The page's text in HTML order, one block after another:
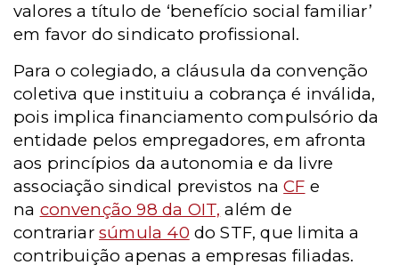
valores a título de ‘benefício social familiar’
em favor do sindicato profissional.
Para o colegiado, a cláusula da convenção
coletiva que instituiu a cobrança é inválida,
pois implica financiamento compulsório da
entidade pelos empregadores, em afronta
aos princípios da autonomia e da livre
associação sindical previstos naCF e
na convenção 98 da OIT, além de
contrariarsúmula 40 do STF, que limita a
contribuição apenas a empresas filiadas.